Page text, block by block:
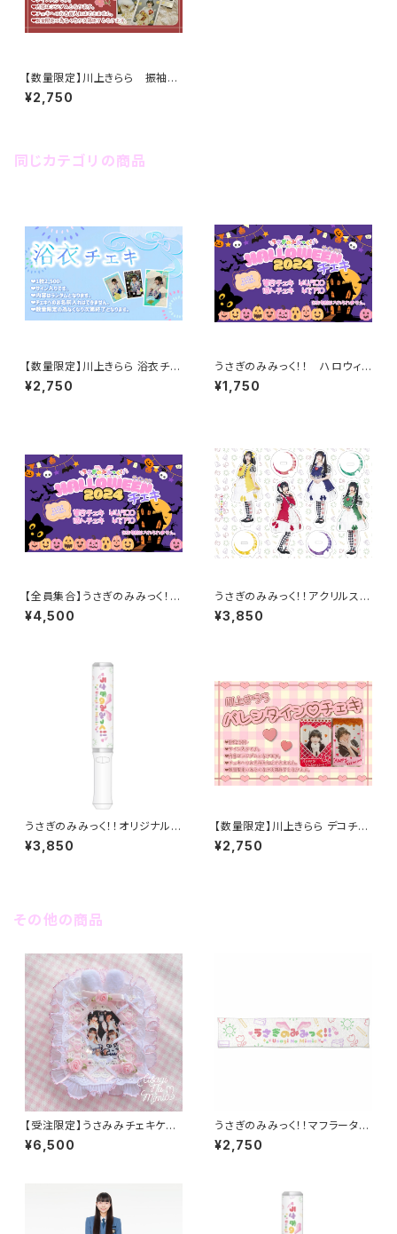
【数量限定】川上きらら 振袖チ
ェキ2024
¥2,750
同じカテゴリの商品
【数量限定】川上きらら 浴衣チェ
キ
¥2,750
うさぎのみみっく！！ ハロウィン
チェキ2024
¥1,750
【全員集合】うさぎのみみっく！！
ハロウィンチェキ2024
¥4,500
うさぎのみみっく！！アクリルスタ
ンドフィギュア
¥3,850
うさぎのみみっく！！オリジナルペ
ンライト
¥3,850
【数量限定】川上きらら デコチェ
キ（バレンタイン2024）
¥2,750
その他の商品
【受注限定】うさみみチェキケー
スキーホルダー（ハンドメイド）
¥6,500
うさぎのみみっく！！マフラータオ
ル
¥2,750